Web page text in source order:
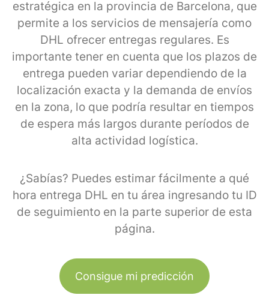
estratégica en la provincia de Barcelona, que
permite a los servicios de mensajería como
DHL ofrecer entregas regulares. Es
importante tener en cuenta que los plazos de
entrega pueden variar dependiendo de la
localización exacta y la demanda de envíos
en la zona, lo que podría resultar en tiempos
de espera más largos durante períodos de
alta actividad logística.
¿Sabías? Puedes estimar fácilmente a qué
hora entrega DHL en tu área ingresando tu ID
de seguimiento en la parte superior de esta
página.
Consigue mi predicción